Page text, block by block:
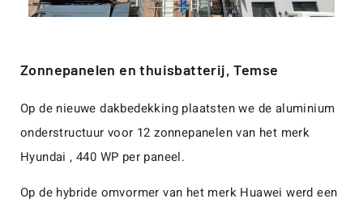
Zonnepanelen en thuisbatterij, Temse
Op de nieuwe dakbedekking plaatsten we de aluminium
onderstructuur voor 12 zonnepanelen van het merk
Hyundai , 440 WP per paneel.
Op de hybride omvormer van het merk Huawei werd een